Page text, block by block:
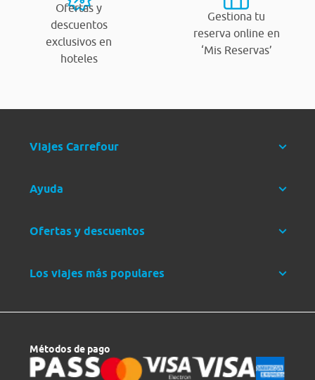
Ofertas y
descuentos
exclusivos en
hoteles
Gestiona tu
reserva online en
‘Mis Reservas’
Viajes Carrefour
Ayuda
Ofertas y descuentos
Los viajes más populares
Métodos de pago